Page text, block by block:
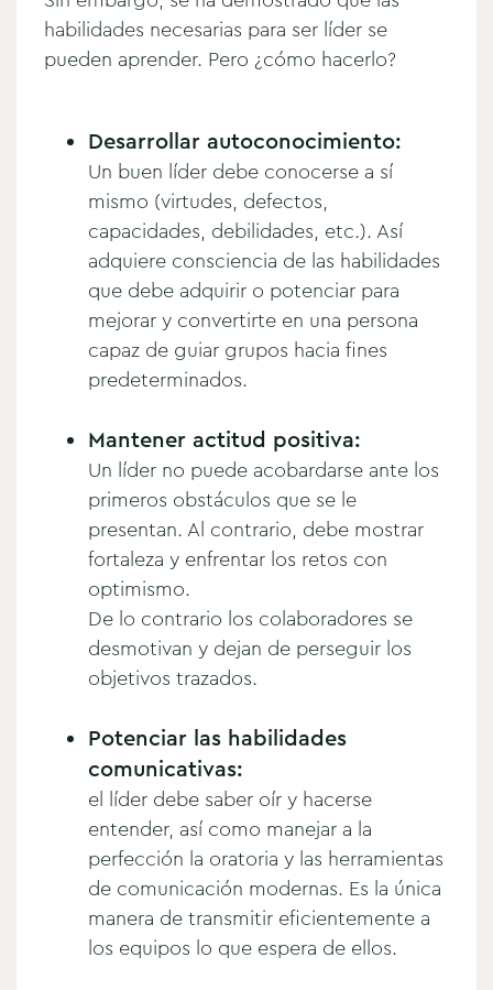
habilidades necesarias para ser líder se
pueden aprender. Pero ¿cómo hacerlo?
Desarrollar autoconocimiento:
Un buen líder debe conocerse a sí
mismo (virtudes, defectos,
capacidades, debilidades, etc.). Así
adquiere consciencia de las habilidades
que debe adquirir o potenciar para
mejorar y convertirte en una persona
capaz de guiar grupos hacia fines
predeterminados.
Mantener actitud positiva:
Un líder no puede acobardarse ante los
primeros obstáculos que se le
presentan. Al contrario, debe mostrar
fortaleza y enfrentar los retos con
optimismo.
De lo contrario los colaboradores se
desmotivan y dejan de perseguir los
objetivos trazados.
Potenciar las habilidades
comunicativas:
el líder debe saber oír y hacerse
entender, así como manejar a la
perfección la oratoria y las herramientas
de comunicación modernas. Es la única
manera de transmitir eficientemente a
los equipos lo que espera de ellos.